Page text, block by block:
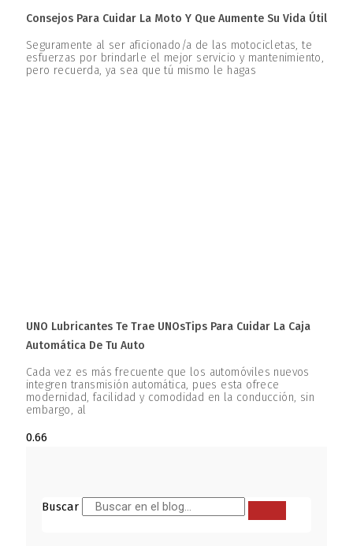
Consejos Para Cuidar La Moto Y Que Aumente Su Vida Útil
Seguramente al ser aficionado/a de las motocicletas, te
esfuerzas por brindarle el mejor servicio y mantenimiento,
pero recuerda, ya sea que tú mismo le hagas
UNO Lubricantes Te Trae UNOsTips Para Cuidar La Caja
Automática De Tu Auto
Cada vez es más frecuente que los automóviles nuevos
integren transmisión automática, pues esta ofrece
modernidad, facilidad y comodidad en la conducción, sin
embargo, al
Buscar